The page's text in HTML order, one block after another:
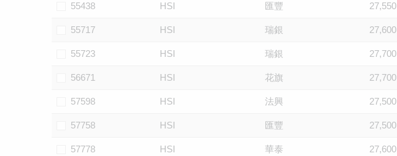
55438 HSI 匯豐 27,550
55717 HSI 瑞銀 27,600
55723 HSI 瑞銀 27,700
56671 HSI 花旗 27,700
57598 HSI 法興 27,500
57758 HSI 匯豐 27,500
57778 HSI 華泰 27,600